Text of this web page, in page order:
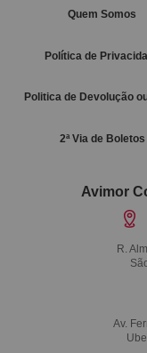
Quem Somos
Política de
Politica de Devolução
2ª Via de Boletos
Avimor
R.
Av.